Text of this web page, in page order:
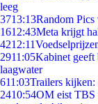
leeg
3713:13Random
1612:43Meta krijgt
4212:11
2911:05Kabinet geeft
laagwater
611:03Trailers kijken:
2410:54OM eist TBS